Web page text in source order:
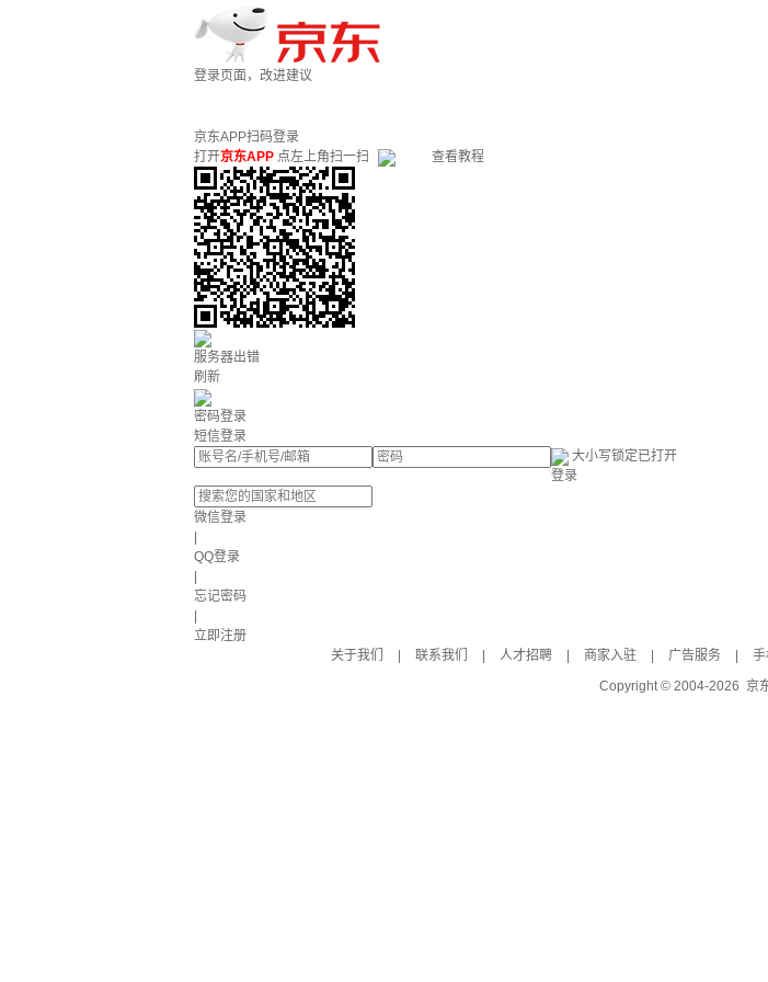
登录页面，改进建议
京东APP扫码登录
打开京东APP 点左上角扫一扫 查看教程
服务器出错
刷新
密码登录
短信登录
大小写锁定已打开
登录
微信登录
QQ登录
忘记密码
立即注册
关于我们
联系我们 人才招聘 商家入驻 广告服务 手
Copyright © 2004-2026 京